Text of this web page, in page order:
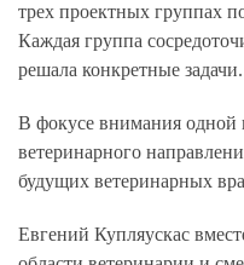
трех проектных группах
Каждая группа
решала конкретные задачи.
В фокусе внимания одной
ветеринарного
будущих ветеринарных
Евгений Купляускас